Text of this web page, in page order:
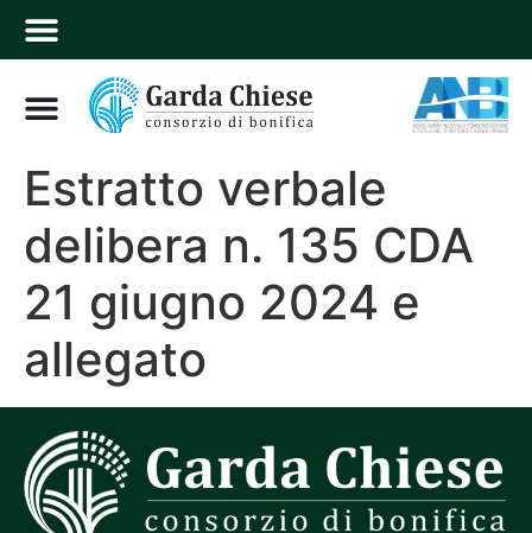
Estratto verbale
delibera n. 135 CDA
21 giugno 2024 e
allegato